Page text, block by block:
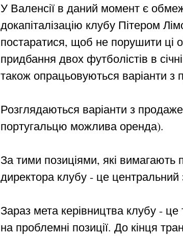
У Валенсії в даний момент є
докапіталізацію клубу Пітером
постаратися, щоб не порушити ці
придбання двох футболістів в
також опрацьовуються варіанти з
Розглядаються варіанти з
португальцю можлива оренда).
За тими позиціями, які вимагають
директора клубу - це центральний
Зараз мета керівництва клубу -
на проблемні позиції. До кінця